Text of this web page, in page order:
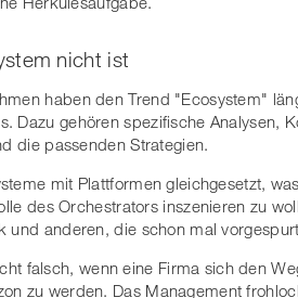
nicht ist
haben den Trend "Ecosystem"
Dazu gehören spezifische Analysen,
die passenden Strategien.
mit Plattformen gleichgesetzt,
des Orchestrators inszenieren zu
und anderen, die schon mal
falsch, wenn eine Firma sich den
zu werden. Das Management